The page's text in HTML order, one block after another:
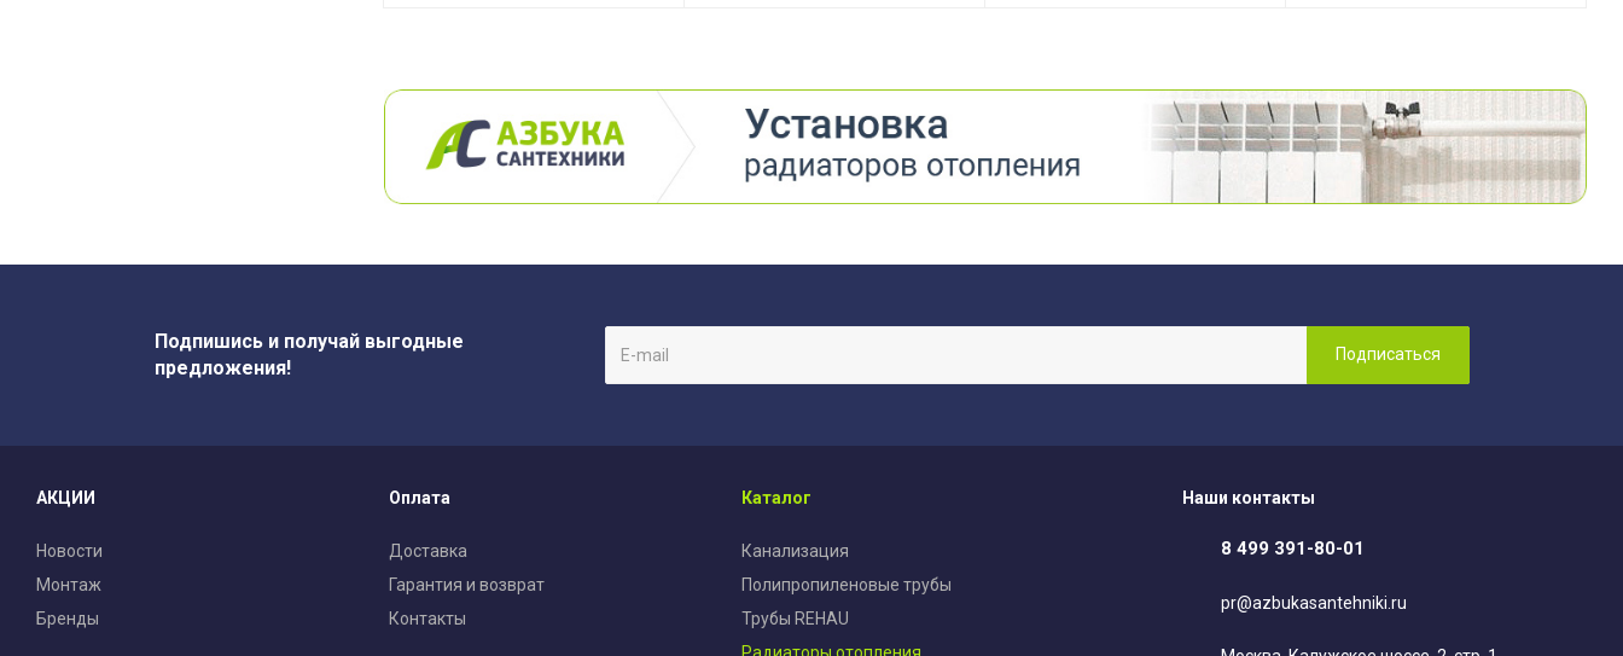
Подпишись и получай выгодные
предложения!
АКЦИИ
Новости
Монтаж
Бренды
Оплата
Доставка
Гарантия и возврат
Контакты
Каталог
Канализация
Полипропиленовые трубы
Трубы REHAU
Наши контакты
8 499 391-80-01
pr@azbukasantehniki.ru